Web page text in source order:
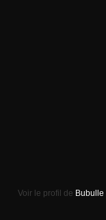
Voir le profil de Bubulle